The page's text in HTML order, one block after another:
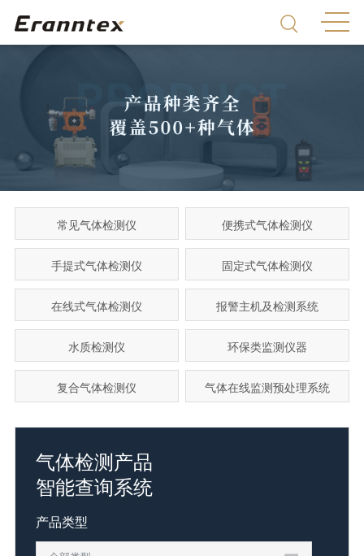
常见气体检测仪 便携式气体检测仪
手提式气体检测仪 固定式气体检测仪
在线式气体检测仪 报警主机及检测系统
水质检测仪 环保类监测仪器
复合气体检测仪 气体在线监测预处理系统
气体检测产品
智能查询系统
产品类型